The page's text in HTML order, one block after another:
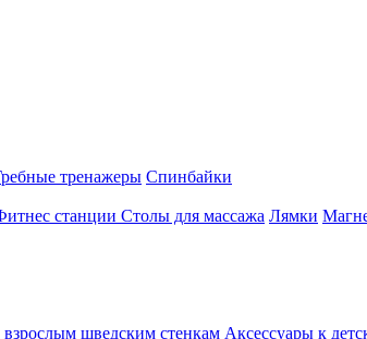
тренажеры Спинбайки
станции Столы для массажа Лямки
шведским стенкам Аксессуары к